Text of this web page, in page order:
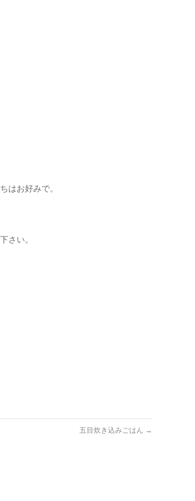
はお好みで。
さい。
五目炊き込みごはん →